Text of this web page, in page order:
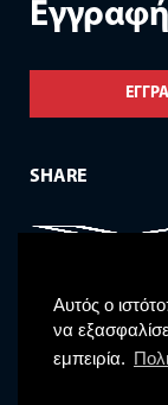
Αυτός ο
να
εμπειρία.
SHARE